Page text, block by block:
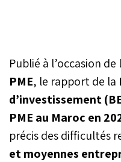
Publié à l’occasion de
PME, le rapport de la
d’investissement
PME au Maroc en
précis des difficultés
et moyennes